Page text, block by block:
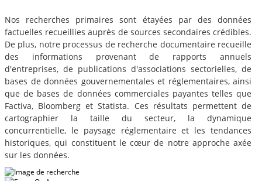
Nos recherches primaires sont étayées par des données
factuelles recueillies auprès de sources secondaires crédibles.
De plus, notre processus de recherche documentaire recueille
des informations provenant de rapports annuels
d'entreprises, de publications d'associations sectorielles, de
bases de données gouvernementales et réglementaires, ainsi
que de bases de données commerciales payantes telles que
Factiva, Bloomberg et Statista. Ces résultats permettent de
cartographier la taille du secteur, la dynamique
concurrentielle, le paysage réglementaire et les tendances
historiques, qui constituent le cœur de notre approche axée
sur les données.